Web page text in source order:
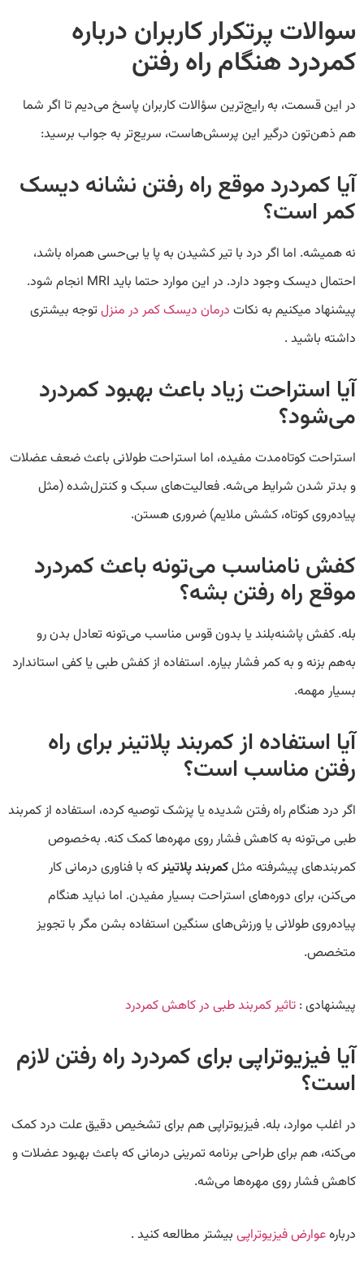
سوالات پرتکرار کاربران درباره
کمردرد هنگام راه رفتن
در این قسمت، به رایج‌ترین سؤالات کاربران پاسخ می‌دیم تا اگر شما
هم ذهن‌تون درگیر این پرسش‌هاست، سریع‌تر به جواب برسید:
آیا کمردرد موقع راه رفتن نشانه دیسک
کمر است؟
نه همیشه. اما اگر درد با تیر کشیدن به پا یا بی‌حسی همراه باشد،
احتمال دیسک وجود دارد. در این موارد حتما باید MRI انجام شود.
پیشنهاد میکنیم به نکات درمان دیسک کمر در منزلتوجه بیشتری
داشته باشید .
آیا استراحت زیاد باعث بهبود کمردرد
می‌شود؟
استراحت کوتاه‌مدت مفیده، اما استراحت طولانی باعث ضعف عضلات
و بدتر شدن شرایط می‌شه. فعالیت‌های سبک و کنترل‌شده (مثل
پیاده‌روی کوتاه، کشش ملایم) ضروری هستن.
کفش نامناسب می‌تونه باعث کمردرد
موقع راه رفتن بشه؟
بله. کفش پاشنه‌بلند یا بدون قوس مناسب می‌تونه تعادل بدن رو
به‌هم بزنه و به کمر فشار بیاره. استفاده از کفش طبی یا کفی استاندارد
بسیار مهمه.
آیا استفاده از کمربند پلاتینر برای راه
رفتن مناسب است؟
اگر درد هنگام راه رفتن شدیده یا پزشک توصیه کرده، استفاده از کمربند
طبی می‌تونه به کاهش فشار روی مهره‌ها کمک کنه. به‌خصوص
کمربندهای پیشرفته مثلکمربند پلاتینرکه با فناوری درمانی کار
می‌کنن، برای دوره‌های استراحت بسیار مفیدن. اما نباید هنگام
پیاده‌روی طولانی یا ورزش‌های سنگین استفاده بشن مگر با تجویز
متخصص.
پیشنهادی : تاثیر کمربند طبی در کاهش کمردرد
آیا فیزیوتراپی برای کمردرد راه رفتن لازم
است؟
در اغلب موارد، بله. فیزیوتراپی هم برای تشخیص دقیق علت درد کمک
می‌کنه، هم برای طراحی برنامه تمرینی درمانی که باعث بهبود عضلات و
کاهش فشار روی مهره‌ها می‌شه.
دربارهعوارض فیزیوتراپی بیشتر مطالعه کنید .